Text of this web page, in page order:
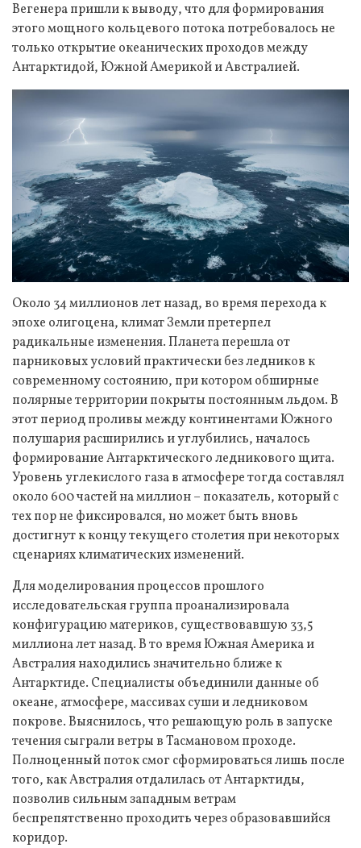
Вегенера пришли к выводу, что для формирования
этого мощного кольцевого потока потребовалось не
только открытие океанических проходов между
Антарктидой, Южной Америкой и Австралией.
Около 34 миллионов лет назад, во время перехода к
эпохе олигоцена, климат Земли претерпел
радикальные изменения. Планета перешла от
парниковых условий практически без ледников к
современному состоянию, при котором обширные
полярные территории покрыты постоянным льдом. В
этот период проливы между континентами Южного
полушария расширились и углубились, началось
формирование Антарктического ледникового щита.
Уровень углекислого газа в атмосфере тогда составлял
около 600 частей на миллион – показатель, который с
тех пор не фиксировался, но может быть вновь
достигнут к концу текущего столетия при некоторых
сценариях климатических изменений.
Для моделирования процессов прошлого
исследовательская группа проанализировала
конфигурацию материков, существовавшую 33,5
миллиона лет назад. В то время Южная Америка и
Австралия находились значительно ближе к
Антарктиде. Специалисты объединили данные об
океане, атмосфере, массивах суши и ледниковом
покрове. Выяснилось, что решающую роль в запуске
течения сыграли ветры в Тасмановом проходе.
Полноценный поток смог сформироваться лишь после
того, как Австралия отдалилась от Антарктиды,
позволив сильным западным ветрам
беспрепятственно проходить через образовавшийся
коридор.